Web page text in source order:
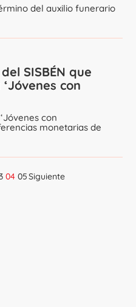
del auxilio funerario
SISBÉN que
con
con
monetarias de
04 05Siguiente